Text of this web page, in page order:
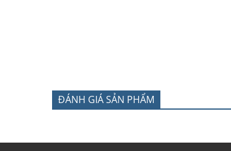
ĐÁNH GIÁ SẢN PHẨM